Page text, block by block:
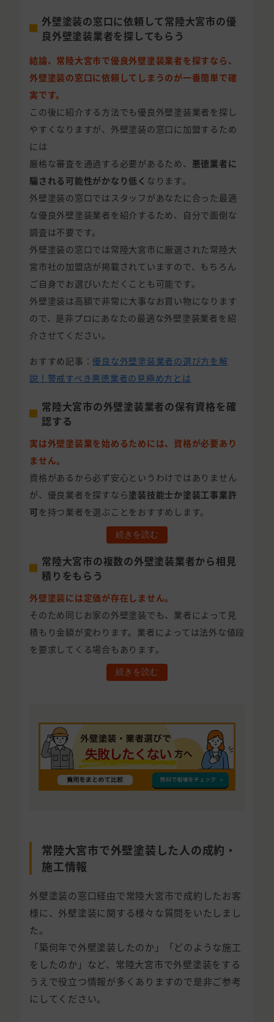
外壁塗装の窓口に依頼して常陸大宮市の優
良外壁塗装業者を探してもらう
結論、常陸大宮市で優良外壁塗装業者を探すなら、
外壁塗装の窓口に依頼してしまうのが一番簡単で確
実です。
この後に紹介する方法でも優良外壁塗装業者を探し
やすくなりますが、外壁塗装の窓口に加盟するため
には
厳格な審査を通過する必要があるため、 悪徳業者に
騙される可能性がかなり低く なります。
外壁塗装の窓口ではスタッフがあなたに合った最適
な優良外壁塗装業者を紹介するため、自分で面倒な
調査は不要です。
外壁塗装の窓口では常陸大宮市に厳選された常陸大
宮市社の加盟店が掲載されていますので、もちろん
ご自身でお選びいただくことも可能です。
外壁塗装は高額で非常に大事なお買い物になります
ので、是非プロにあなたの最適な外壁塗装業者を紹
介させてください。
おすすめ記事：優良な外壁塗装業者の選び方を解
説！警戒すべき悪徳業者の見極め方とは
常陸大宮市の外壁塗装業者の保有資格を確
認する
実は外壁塗装業を始めるためには、資格が必要あり
ません。
資格があるから必ず安心というわけではありません
が、優良業者を探すなら塗装技能士か塗装工事業許
可 を持つ業者を選ぶことをおすすめします。
続きを読む
常陸大宮市の複数の外壁塗装業者から相見
積りをもらう
外壁塗装には定価が存在しません。
そのため同じお家の外壁塗装でも、業者によって見
積もり金額が変わります。業者によっては法外な値段
を要求してくる場合もあります。
続きを読む
常陸大宮市で外壁塗装した人の成約・
施工情報
外壁塗装の窓口経由で常陸大宮市で成約したお客
様に、外壁塗装に関する様々な質問をいたしまし
た。
「築何年で外壁塗装したのか」「どのような施工
をしたのか」など、常陸大宮市で外壁塗装をする
うえで役立つ情報が多くありますので是非ご参考
にしてください。